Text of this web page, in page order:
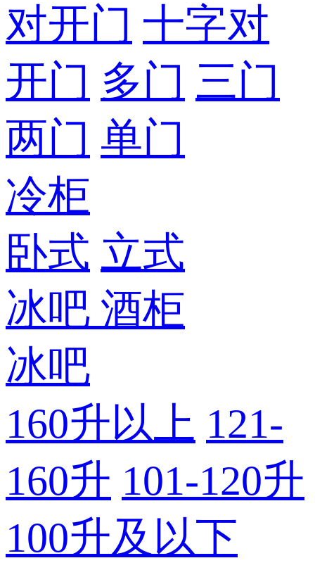
对开门 十字对
开门 多门 三门
两门 单门
冷柜
卧式 立式
冰吧 酒柜
冰吧
160升以上 121-
160升 101-120升
100升及以下